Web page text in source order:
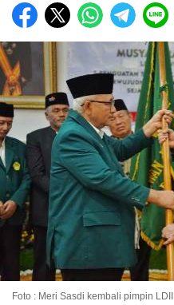
Foto : Meri Sasdi kembali pimpin LDII